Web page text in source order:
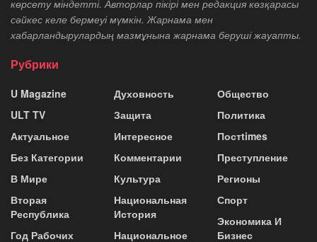
көрсету міндетті. Авторлар пікірі мен редакция көзқарасы
сәйкес келе бермеуі мүмкін. Жарнама мен
хабарландырулардың мазмұнына жарнама беруші жауапты.
Рубрики
U Magazine
ULT TV
Актуальное
Без Категории
В Мире
Вторая
Республика
Год Рабочих
Духовность
Защита
Интересное
Комментарии
Культура
Национальная
История
Национальное
Общество
Политика
Постtimes
Преступление
Регионы
Спорт
Экономика И
Бизнес